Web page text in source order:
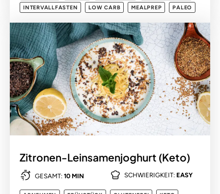
INTERVALLFASTEN
LOW CARB MEALPREP PALEO
Zitronen-Leinsamenjoghurt (Keto)
GESAMT: 10 MIN SCHWIERIGKEIT: EASY